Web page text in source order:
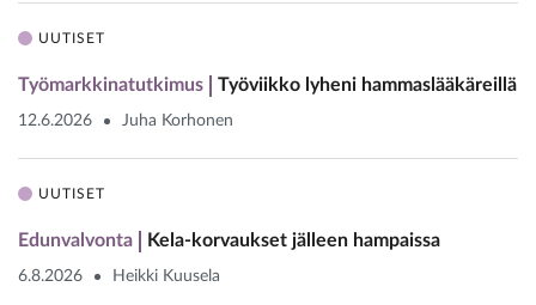
UUTISET
Työmarkkinatutkimus Työviikko lyheni hammaslääkäreillä
12.6.2026 Juha Korhonen
UUTISET
Edunvalvonta Kela-korvaukset jälleen hampaissa
6.8.2026 Heikki Kuusela